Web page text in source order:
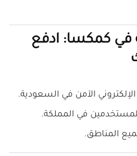
في كمكسا: ادفع
الآمن في السعودية.
في المملكة.
المناطق.